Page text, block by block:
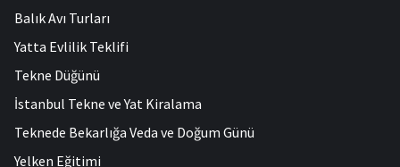
Balık Avı Turları
Yatta Evlilik Teklifi
Tekne Düğünü
İstanbul Tekne ve Yat Kiralama
Teknede Bekarlığa Veda ve Doğum Günü
Yelken Eğitimi